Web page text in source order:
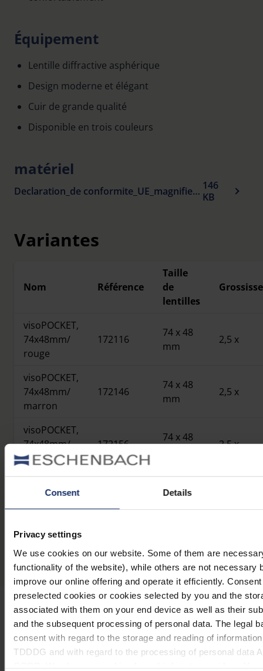
Consent Details
Privacy settings
We use cookies on our website. Some of them are
functionality of the website), while others are not necessary
improve our online offering and operate it efficiently.
preselected cookies or cookies selected by you and the
associated with them on your end device as well as their
and the subsequent processing of personal data. The legal
consent with regard to the storage and reading of
TDDDG and with regard to the processing of personal data
Équipement
Lentille diffractive asphérique
Design moderne et élégant
Cuir de grande qualité
Disponible en trois couleurs
matériel
Declaration_de conformite_UE_magnifiers_fr.pdf 146
KB
Variantes
Nom Référence
Taille
de
lentilles
visoPOCKET,
74x48mm/
rouge
172116
74 x 48
mm
2,5 x
visoPOCKET,
74x48mm/
marron
172146
74 x 48
mm
2,5 x
visoPOCKET,
74x48mm/
noir
172156
74 x 48
2,5 x
Présentation du produit
Pour rester toujours informé